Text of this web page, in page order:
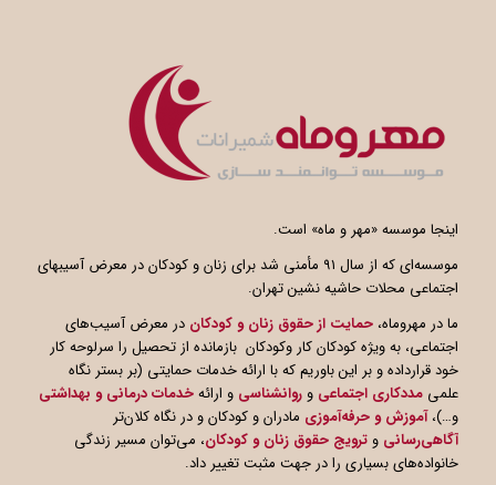
اینجا موسسه «مهر و ماه» است.
موسسه‌ای که از سال ۹۱ مأمنی شد برای زنان و کودکان در معرض آسیبهای
اجتماعی محلات حاشیه نشین تهران.
ما در مهروماه، حمایت از حقوق زنان و کودکان در معرض آسیب‌های
اجتماعی، به ویژه کودکان کار وکودکان بازمانده از تحصیل را سرلوحه کار
خود قرارداده و بر این باوریم که با ارائه خدمات حمایتی (بر بستر نگاه
علمی مددکاری اجتماعی و روانشناسی و ارائهخدمات درمانی و بهداشتی
و…)،آموزش و حرفه‌آموزی مادران و کودکان و در نگاه کلان‌تر
آگاهیرسانی و ترویج حقوق زنان و کودکان، می‌توان مسیر زندگی
خانواده‌های بسیاری را در جهت مثبت تغییر داد.